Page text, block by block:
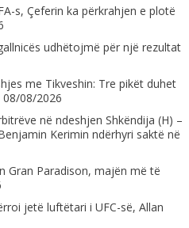
s, Çeferin ka përkrahjen e plotë
udhëtojmë për një rezultat
me Tikveshin: Tre pikët duhet
08/08/2026
në ndeshjen Shkëndija (H) –
Kerimin ndërhyri saktë në
Gran Paradison, majën më të
jetë luftëtari i UFC-së, Allan